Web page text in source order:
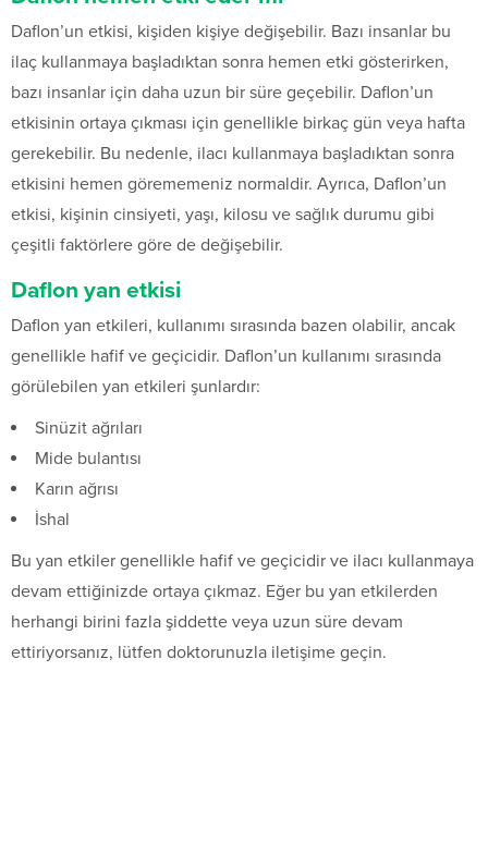
Daflon’un etkisi, kişiden kişiye değişebilir. Bazı insanlar bu
ilaç kullanmaya başladıktan sonra hemen etki gösterirken,
bazı insanlar için daha uzun bir süre geçebilir. Daflon’un
etkisinin ortaya çıkması için genellikle birkaç gün veya hafta
gerekebilir. Bu nedenle, ilacı kullanmaya başladıktan sonra
etkisini hemen görememeniz normaldir. Ayrıca, Daflon’un
etkisi, kişinin cinsiyeti, yaşı, kilosu ve sağlık durumu gibi
çeşitli faktörlere göre de değişebilir.
Daflon yan etkisi
Daflon yan etkileri, kullanımı sırasında bazen olabilir, ancak
genellikle hafif ve geçicidir. Daflon’un kullanımı sırasında
görülebilen yan etkileri şunlardır:
Sinüzit ağrıları
Mide bulantısı
Karın ağrısı
İshal
Bu yan etkiler genellikle hafif ve geçicidir ve ilacı kullanmaya
devam ettiğinizde ortaya çıkmaz. Eğer bu yan etkilerden
herhangi birini fazla şiddette veya uzun süre devam
ettiriyorsanız, lütfen doktorunuzla iletişime geçin.